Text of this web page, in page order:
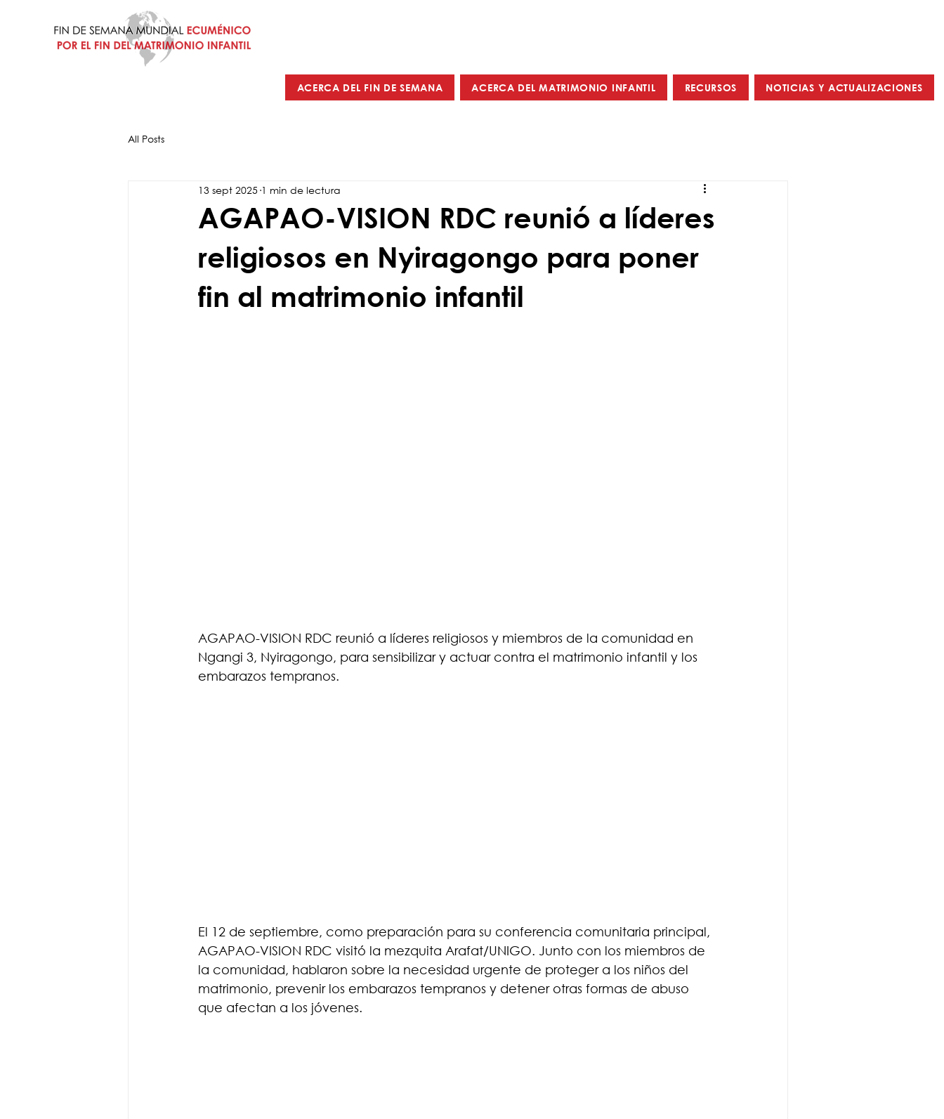
ACERCA DEL FIN DE SEMANA ACERCA DEL MATRIMONIO INFANTIL RECURSOS NOTICIAS Y ACTUALIZACIONES
All Posts
AGAPAO-VISION RDC reunió a líderes
religiosos en Nyiragongo para poner
fin al matrimonio infantil
13 sept 2025 1 min de lectura
AGAPAO-VISION RDC reunió a líderes religiosos y miembros de la comunidad en
Ngangi 3, Nyiragongo, para sensibilizar y actuar contra el matrimonio infantil y los
embarazos tempranos.
El 12 de septiembre, como preparación para su conferencia comunitaria principal,
AGAPAO-VISION RDC visitó la mezquita Arafat/UNIGO. Junto con los miembros de
la comunidad, hablaron sobre la necesidad urgente de proteger a los niños del
matrimonio, prevenir los embarazos tempranos y detener otras formas de abuso
que afectan a los jóvenes.